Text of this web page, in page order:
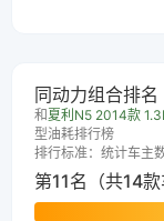
同动力组合排名
和夏利N5 2014款
型油耗排行榜
排行标准：统计车主
第11名（共14款